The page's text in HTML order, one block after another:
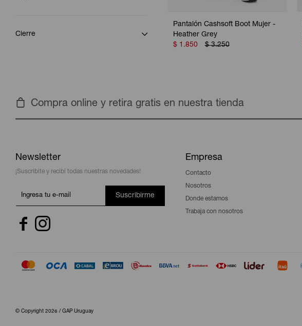
Pantalón Cashsoft Boot Mujer -
Heather Grey
$ 1.850 $ 3.250
Cierre
Compra online y retira gratis en nuestra tienda
Newsletter
¡Suscribite y recibí todas nuestras novedades!
Suscribirme
 
Empresa
Contacto
Nosotros
Donde estamos
Trabaja con nosotros
© Copyright 2026 / GAP Uruguay